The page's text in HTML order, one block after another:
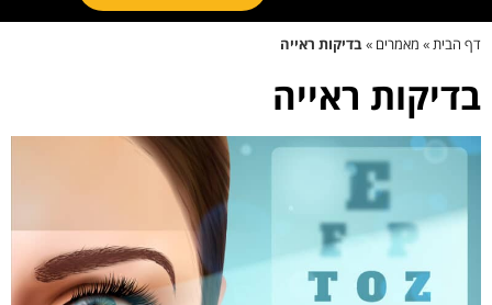
דף הבית» מאמרים»בדיקות ראייה
בדיקות ראייה